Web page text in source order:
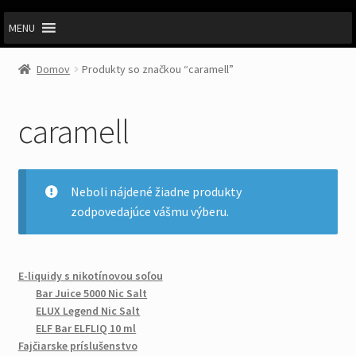
MENU
Domov Produkty so značkou “caramell”
caramell
Neboli nájdené žiadne produkty
zodpovedajúce vášmu výberu.
E-liquidy s nikotínovou soľou
Bar Juice 5000 Nic Salt
ELUX Legend Nic Salt
ELF Bar ELFLIQ 10 ml
Fajčiarske príslušenstvo